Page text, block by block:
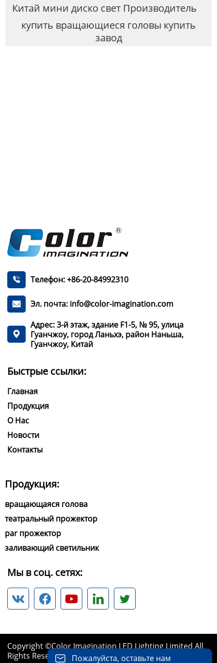
Пожалуйста, оставьте нам
Китай мини диско свет Производитель
купить вращающиеся головы купить
завод
 Телефон: +86-20-84992310
 Эл. почта: info@color-imagination.com

Адрес: 3-й этаж, здание F1-5, № 95, улица
Гуанчжоу, город Ланьхэ, район Наньша,
Гуанчжоу, Китай
Быстрые ссылки:
Главная
Продукция
О Нас
Новости
Контакты
Продукция:
вращающаяся голова
театральный прожектор
par прожектор
заливающий светильник
Мы в соц. сетях:
    
Copyright ©Color Imagination LED Lighting Limited All
Rights Reserved.